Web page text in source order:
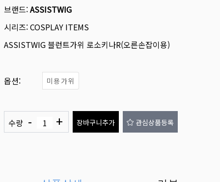
브랜드:ASSISTWIG
시리즈:COSPLAY ITEMS
ASSISTWIG 블런트가위 로소키나R(오른손잡이용)
옵션: 미용가위
수량 - + 장바구니추가 관심상품등록